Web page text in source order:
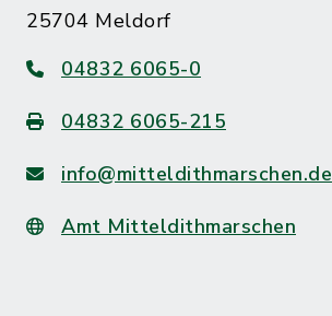
25704 Meldorf
04832 6065-0
04832 6065-215
info@mitteldithmarschen.de
Amt Mitteldithmarschen